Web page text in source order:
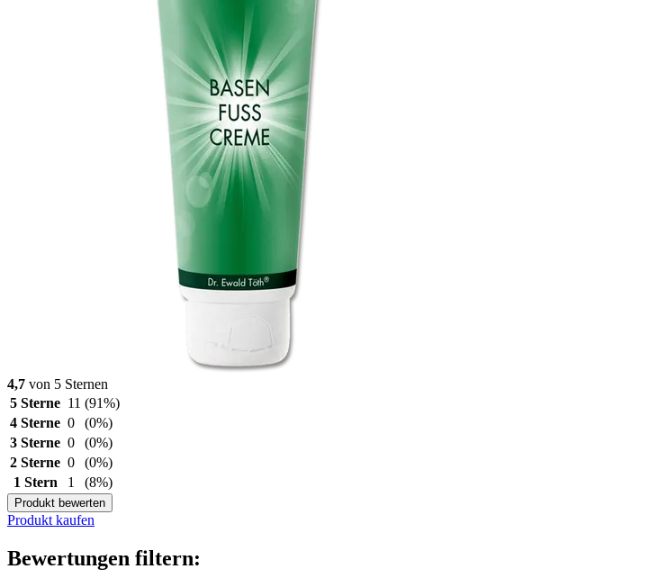
4,7 von 5 Sternen
5 Sterne 11 (91%)
4 Sterne 0
(0%)
3 Sterne 0
(0%)
2 Sterne 0
(0%)
1 Stern
1 (8%)
Produkt bewerten
Produkt kaufen
Bewertungen filtern: